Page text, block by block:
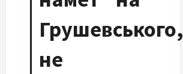
Грушевського,
не